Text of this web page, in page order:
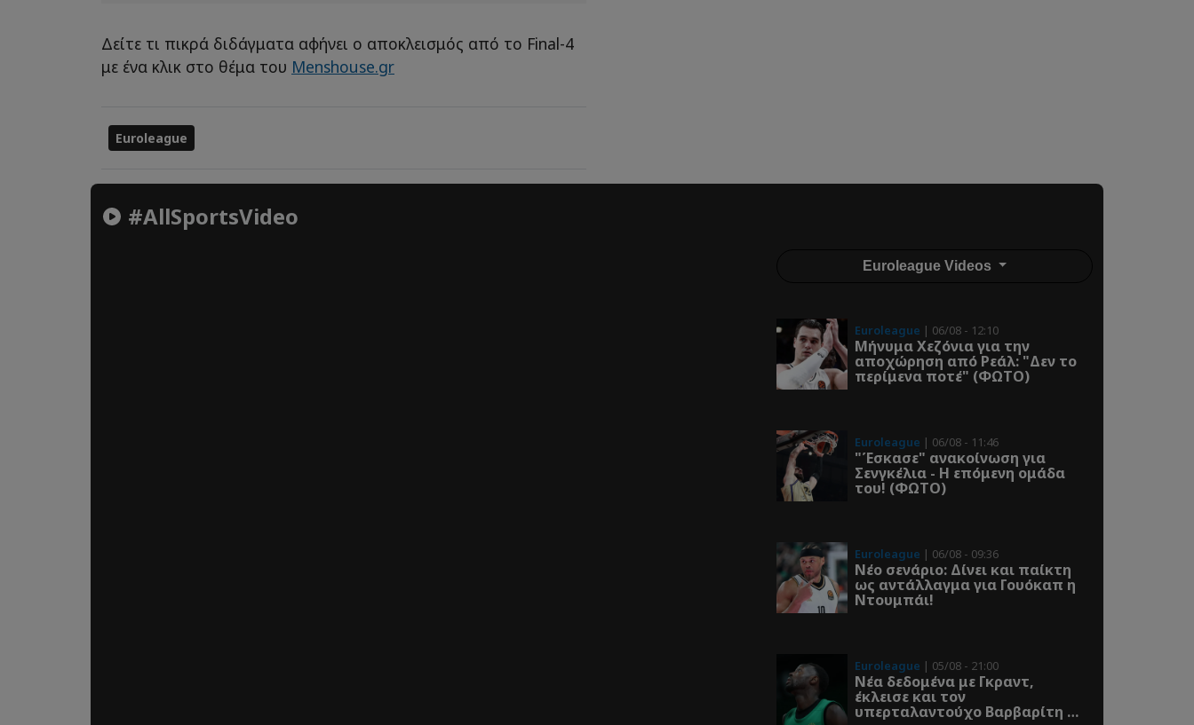
Δείτε τι πικρά διδάγματα αφήνει ο αποκλεισμός από το Final-4
με ένα κλικ στο θέμα του Menshouse.gr
Euroleague
#AllSportsVideo
Euroleague Videos
Euroleague | 06/08 - 12:10
Μήνυμα Χεζόνια για την
αποχώρηση από Ρεάλ: "Δεν το
περίμενα ποτέ" (ΦΩΤΟ)
Euroleague | 06/08 - 11:46
"Έσκασε" ανακοίνωση για
Σενγκέλια - Η επόμενη ομάδα
του! (ΦΩΤΟ)
Euroleague | 06/08 - 09:36
Νέο σενάριο: Δίνει και παίκτη
ως αντάλλαγμα για Γουόκαπ η
Ντουμπάι!
Euroleague | 05/08 - 21:00
Νέα δεδομένα με Γκραντ,
έκλεισε και τον
υπερταλαντούχο Βαρβαρίτη ο